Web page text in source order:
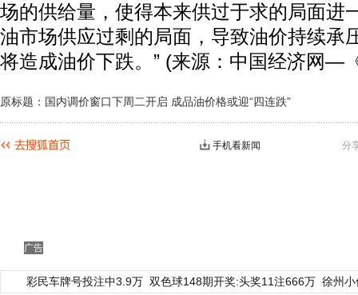
场的供给量，使得本来供过于求的局面进
油市场供应过剩的局面，导致油价持续承
将造成油价下跌。” (来源：中国经济网—
原标题：国内调价窗口下周二开启 成品油价格或迎“四连跌”
分
手机看新闻
广告
彩民车牌号投注中3.9万 双色球148期开奖:头奖11注666万 徐州